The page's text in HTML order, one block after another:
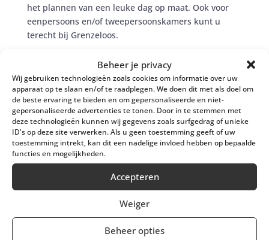
Beheer je privacy
Wij gebruiken technologieën zoals cookies om informatie over uw
apparaat op te slaan en/of te raadplegen. We doen dit met als doel om
de beste ervaring te bieden en om gepersonaliseerde en niet-
gepersonaliseerde advertenties te tonen. Door in te stemmen met
deze technologieën kunnen wij gegevens zoals surfgedrag of unieke
ID's op deze site verwerken. Als u geen toestemming geeft of uw
toestemming intrekt, kan dit een nadelige invloed hebben op bepaalde
functies en mogelijkheden.
Accepteren
Weiger
Beheer opties
het plannen van een leuke dag op maat. Ook voor
eenpersoons en/of tweepersoonskamers kunt u
terecht bij Grenzeloos.
bezienswaardigheden
vlakbij Grenzeloos en Zo
Grenzeloos en Zo ligt vlakbij allerlei unieke en
bijzondere bezienswaardigheden zoals:
leukste dierentuinen van ons land.
Het Asser Museum. Meer leren over de provincie
Drenthe en zijn geschiedenis? Het Asser Museum
is een gezellig uitje voor de hele familie.